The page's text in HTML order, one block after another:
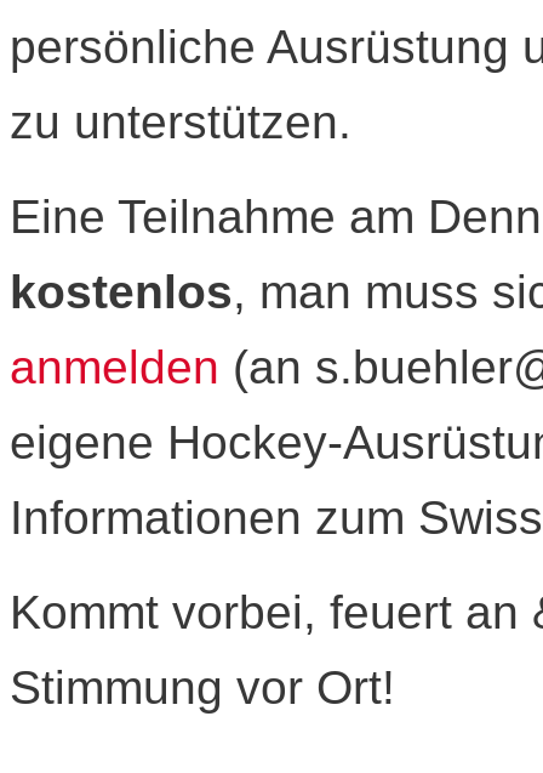
persönliche Ausrüstung
zu unterstützen.
Eine Teilnahme am
kostenlos, man muss
anmelden (an
eigene Hockey-
Informationen zum
Kommt vorbei, feuert
Stimmung vor Ort!